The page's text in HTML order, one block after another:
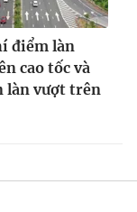
điểm làn
cao tốc và
làn vượt trên